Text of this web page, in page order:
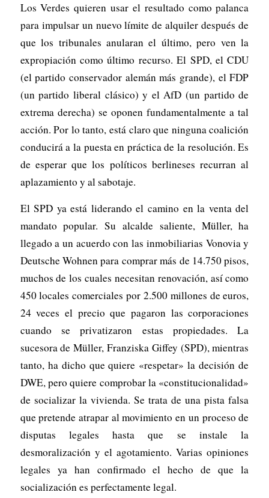
Los Verdes quieren usar el resultado como palanca
para impulsar un nuevo límite de alquiler después de
que los tribunales anularan el último, pero ven la
expropiación como último recurso. El SPD, el CDU
(el partido conservador alemán más grande), el FDP
(un partido liberal clásico) y el AfD (un partido de
extrema derecha) se oponen fundamentalmente a tal
acción. Por lo tanto, está claro que ninguna coalición
conducirá a la puesta en práctica de la resolución. Es
de esperar que los políticos berlineses recurran al
aplazamiento y al sabotaje.
El SPD ya está liderando el camino en la venta del
mandato popular. Su alcalde saliente, Müller, ha
llegado a un acuerdo con las inmobiliarias Vonovia y
Deutsche Wohnen para comprar más de 14.750 pisos,
muchos de los cuales necesitan renovación, así como
450 locales comerciales por 2.500 millones de euros,
24 veces el precio que pagaron las corporaciones
cuando se privatizaron estas propiedades. La
sucesora de Müller, Franziska Giffey (SPD), mientras
tanto, ha dicho que quiere «respetar» la decisión de
DWE, pero quiere comprobar la «constitucionalidad»
de socializar la vivienda. Se trata de una pista falsa
que pretende atrapar al movimiento en un proceso de
disputas legales hasta que se instale la
desmoralización y el agotamiento. Varias opiniones
legales ya han confirmado el hecho de que la
socialización es perfectamente legal.